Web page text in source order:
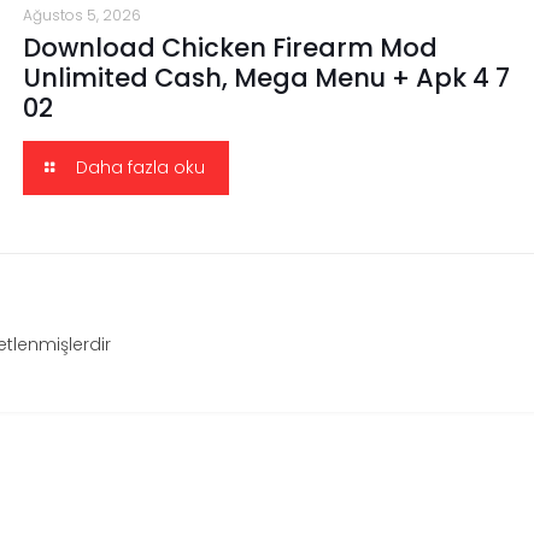
Ağustos 5, 2026
Download Chicken Firearm Mod
Unlimited Cash, Mega Menu + Apk 4 7
02
Daha fazla oku